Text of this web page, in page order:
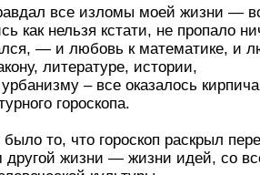
все изломы моей жизни —
как нельзя кстати, не пропало
— и любовь к математике, и
литературе, истории,
– все оказалось
гороскопа.
то, что гороскоп раскрыл
другой жизни — жизни идей, со